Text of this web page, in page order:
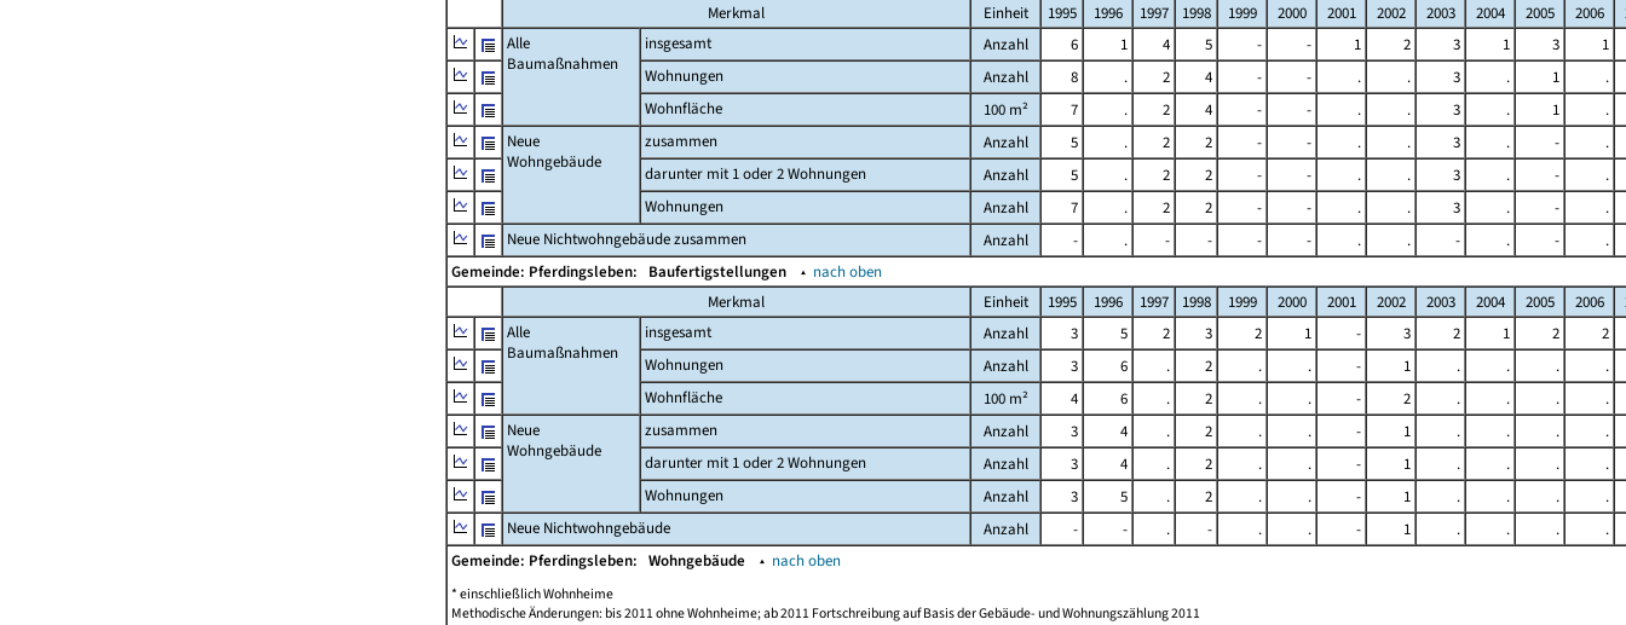
Merkmal
Einheit 1995 1996 1997 1998 1999 2000 2001 2002 2003 2004 2005 2006
Alle
Baumaßnahmen
insgesamt Anzahl 6 1 4 5 - - 1 2 3 1 3
1
Wohnungen
Anzahl 8 . 2 4 - - . . 3 . 1
.
Wohnfläche
100 m² 7 . 2 4 - - . . 3 . 1
.
Neue
Wohngebäude
zusammen Anzahl 5 . 2 2 - - . . 3 . -
.
darunter mit 1 oder 2 Wohnungen
Anzahl 5 . 2 2 - - . . 3 . -
.
Wohnungen
Anzahl 7 . 2 2 - - . . 3 . -
.
Neue Nichtwohngebäude zusammen
Anzahl - . - - - - . . - . -
.
Gemeinde: Pferdingsleben: Baufertigstellungen ▴ nach oben
Merkmal
Einheit 1995 1996 1997 1998 1999 2000 2001 2002 2003 2004 2005 2006
Alle
Baumaßnahmen
insgesamt Anzahl 3 5 2 3 2 1 - 3 2 1 2
2
Wohnungen
Anzahl 3 6 . 2 . . - 1 . . .
.
Wohnfläche
100 m² 4 6 . 2 . . - 2 . . .
.
Neue
Wohngebäude
zusammen Anzahl 3 4 . 2 . . - 1 . . .
.
darunter mit 1 oder 2 Wohnungen
Anzahl 3 4 . 2 . . - 1 . . .
.
Wohnungen
Anzahl 3 5 . 2 . . - 1 . . .
.
Neue Nichtwohngebäude
Anzahl - - . - . . - 1 . . .
.
Gemeinde: Pferdingsleben: Wohngebäude ▴ nach oben
* einschließlich Wohnheime
Methodische Änderungen: bis 2011 ohne Wohnheime; ab 2011 Fortschreibung auf Basis der Gebäude- und Wohnungszählung 2011